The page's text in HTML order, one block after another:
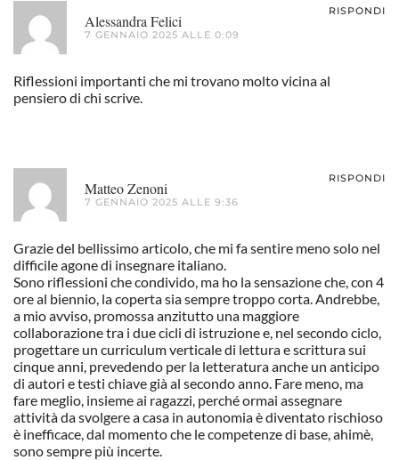
Alessandra Felici
7 GENNAIO 2025 ALLE 0:09
RISPONDI
Riflessioni importanti che mi trovano molto vicina al
pensiero di chi scrive.
Matteo Zenoni
7 GENNAIO 2025 ALLE 9:36
RISPONDI
Grazie del bellissimo articolo, che mi fa sentire meno solo nel
difficile agone di insegnare italiano.
Sono riflessioni che condivido, ma ho la sensazione che, con 4
ore al biennio, la coperta sia sempre troppo corta. Andrebbe,
a mio avviso, promossa anzitutto una maggiore
collaborazione tra i due cicli di istruzione e, nel secondo ciclo,
progettare un curriculum verticale di lettura e scrittura sui
cinque anni, prevedendo per la letteratura anche un anticipo
di autori e testi chiave già al secondo anno. Fare meno, ma
fare meglio, insieme ai ragazzi, perché ormai assegnare
attività da svolgere a casa in autonomia è diventato rischioso
è inefficace, dal momento che le competenze di base, ahimè,
sono sempre più incerte.